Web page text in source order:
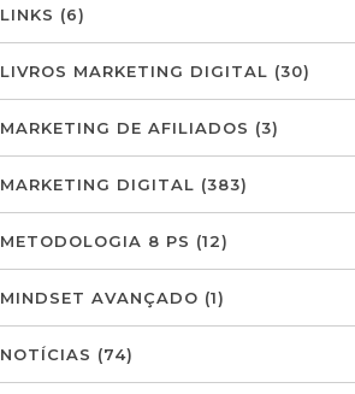
LINKS (6)
LIVROS MARKETING DIGITAL (30)
MARKETING DE AFILIADOS (3)
MARKETING DIGITAL (383)
METODOLOGIA 8 PS (12)
MINDSET AVANÇADO (1)
NOTÍCIAS (74)